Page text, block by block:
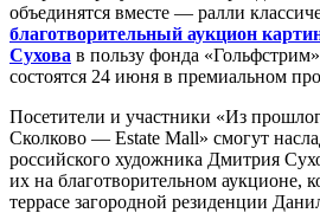
объединятся вместе — ралли
благотворительный аукцион
Сухова в пользу фонда
состоятся 24 июня в премиальном
Посетители и участники «Из
Сколково — Estate Mall» смогут
российского художника Дмитрия
их на благотворительном аукционе,
террасе загородной резиденции